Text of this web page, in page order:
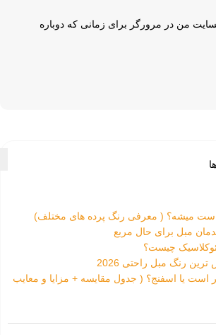
من در مرورگر برای زمانی که دوباره
ست میشه؟ ( معرفی رنگ پرده های مختلف)
مبل برای حال مربع
چیست؟
رنگ مبل راحتی 2026
است یا اسفنج؟ ( جدول مقایسه + مزایا و معایب